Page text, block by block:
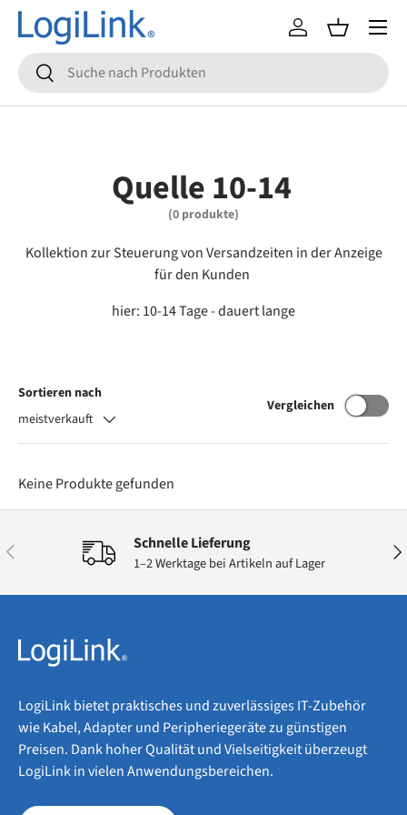
Direkt zum Inhalt
Suchen
Suchen
Einloggen
Menü
Quelle 10-14
(0 produkte)
Kollektion zur Steuerung von Versandzeiten in der Anzeige
für den Kunden
hier: 10-14 Tage - dauert lange
Sortieren nach
meistverkauft
Vergleichen
Keine Produkte gefunden
Vorherige Schnelle Lieferung
1–2 Werktage bei Artikeln auf Lager
LogiLink bietet praktisches und zuverlässiges IT-Zubehör
wie Kabel, Adapter und Peripheriegeräte zu günstigen
Preisen. Dank hoher Qualität und Vielseitigkeit überzeugt
LogiLink in vielen Anwendungsbereichen.